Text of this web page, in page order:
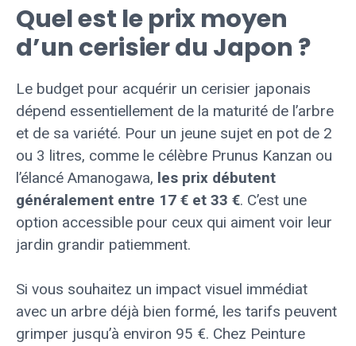
Quel est le prix moyen
d’un cerisier du Japon ?
Le budget pour acquérir un cerisier japonais
dépend essentiellement de la maturité de l’arbre
et de sa variété. Pour un jeune sujet en pot de 2
ou 3 litres, comme le célèbre Prunus Kanzan ou
l’élancé Amanogawa, les prix débutent
généralement entre 17 € et 33 €. C’est une
option accessible pour ceux qui aiment voir leur
jardin grandir patiemment.
Si vous souhaitez un impact visuel immédiat
avec un arbre déjà bien formé, les tarifs peuvent
grimper jusqu’à environ 95 €. Chez Peinture